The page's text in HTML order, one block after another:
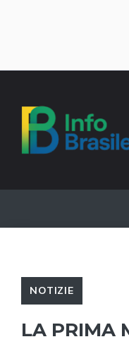
contenuto
NOTIZIE
LA PRIMA